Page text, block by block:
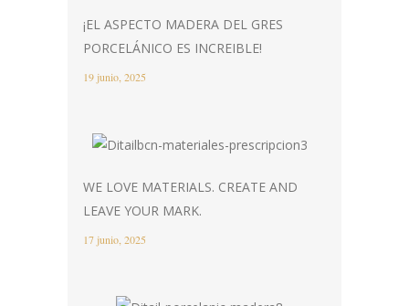
¡EL ASPECTO MADERA DEL GRES
PORCELÁNICO ES INCREIBLE!
19 junio, 2025
WE LOVE MATERIALS. CREATE AND
LEAVE YOUR MARK.
17 junio, 2025